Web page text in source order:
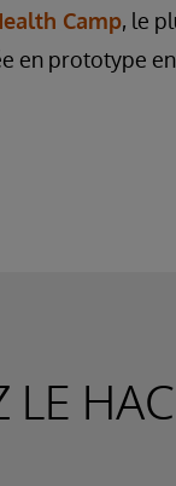
Camp, le
en prototype
LE